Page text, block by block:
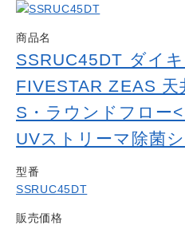
商品名
SSRUC45DT ダイ
FIVESTAR ZEAS 天
S・ラウンドフロー
UVストリーマ除菌
型番
SSRUC45DT
販売価格